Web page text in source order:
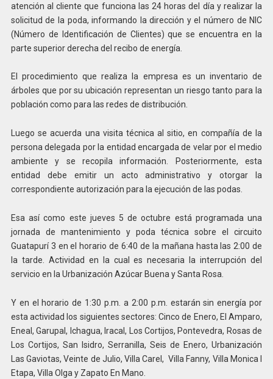
atención al cliente que funciona las 24 horas del día y realizar la
solicitud de la poda, informando la dirección y el número de NIC
(Número de Identificación de Clientes) que se encuentra en la
parte superior derecha del recibo de energía.
El procedimiento que realiza la empresa es un inventario de
árboles que por su ubicación representan un riesgo tanto para la
población como para las redes de distribución.
Luego se acuerda una visita técnica al sitio, en compañía de la
persona delegada por la entidad encargada de velar por el medio
ambiente y se recopila información. Posteriormente, esta
entidad debe emitir un acto administrativo y otorgar la
correspondiente autorización para la ejecución de las podas.
Esa así como este jueves 5 de octubre está programada una
jornada de mantenimiento y poda técnica sobre el circuito
Guatapurí 3 en el horario de 6:40 de la mañana hasta las 2:00 de
la tarde. Actividad en la cual es necesaria la interrupción del
servicio en la Urbanización Azúcar Buena y Santa Rosa.
Y en el horario de 1:30 p.m. a 2:00 p.m. estarán sin energía por
esta actividad los siguientes sectores: Cinco de Enero, El Amparo,
Eneal, Garupal, Ichagua, Iracal, Los Cortijos, Pontevedra, Rosas de
Los Cortijos, San Isidro, Serranilla, Seis de Enero, Urbanización
Las Gaviotas, Veinte de Julio, Villa Carel, Villa Fanny, Villa Monica I
Etapa, Villa Olga y Zapato En Mano.